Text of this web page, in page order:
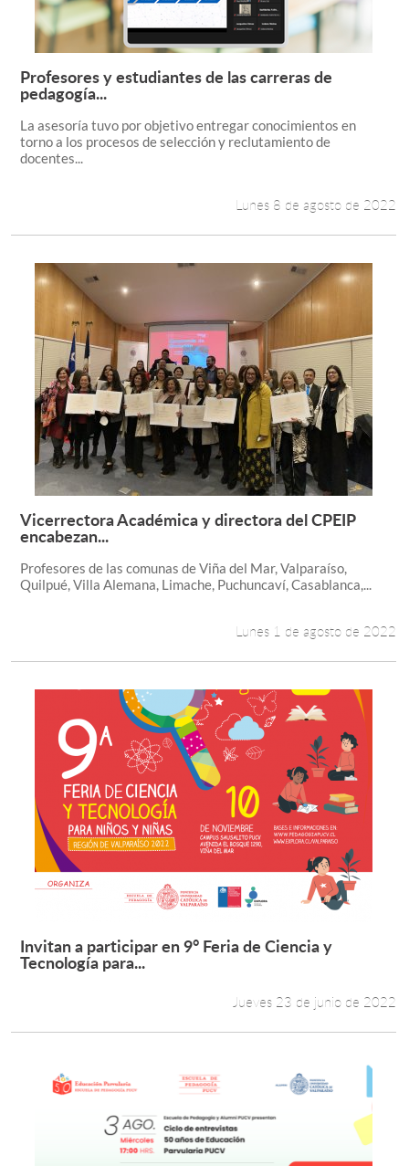
Leer más +
Profesores y estudiantes de las carreras de
pedagogía...
La asesoría tuvo por objetivo entregar conocimientos en
torno a los procesos de selección y reclutamiento de
docentes...
Lunes 8 de agosto de 2022
Leer más +
Vicerrectora Académica y directora del CPEIP
encabezan...
Profesores de las comunas de Viña del Mar, Valparaíso,
Quilpué, Villa Alemana, Limache, Puchuncaví, Casablanca,...
Lunes 1 de agosto de 2022
Leer más +
Invitan a participar en 9° Feria de Ciencia y
Tecnología para...
Jueves 23 de junio de 2022